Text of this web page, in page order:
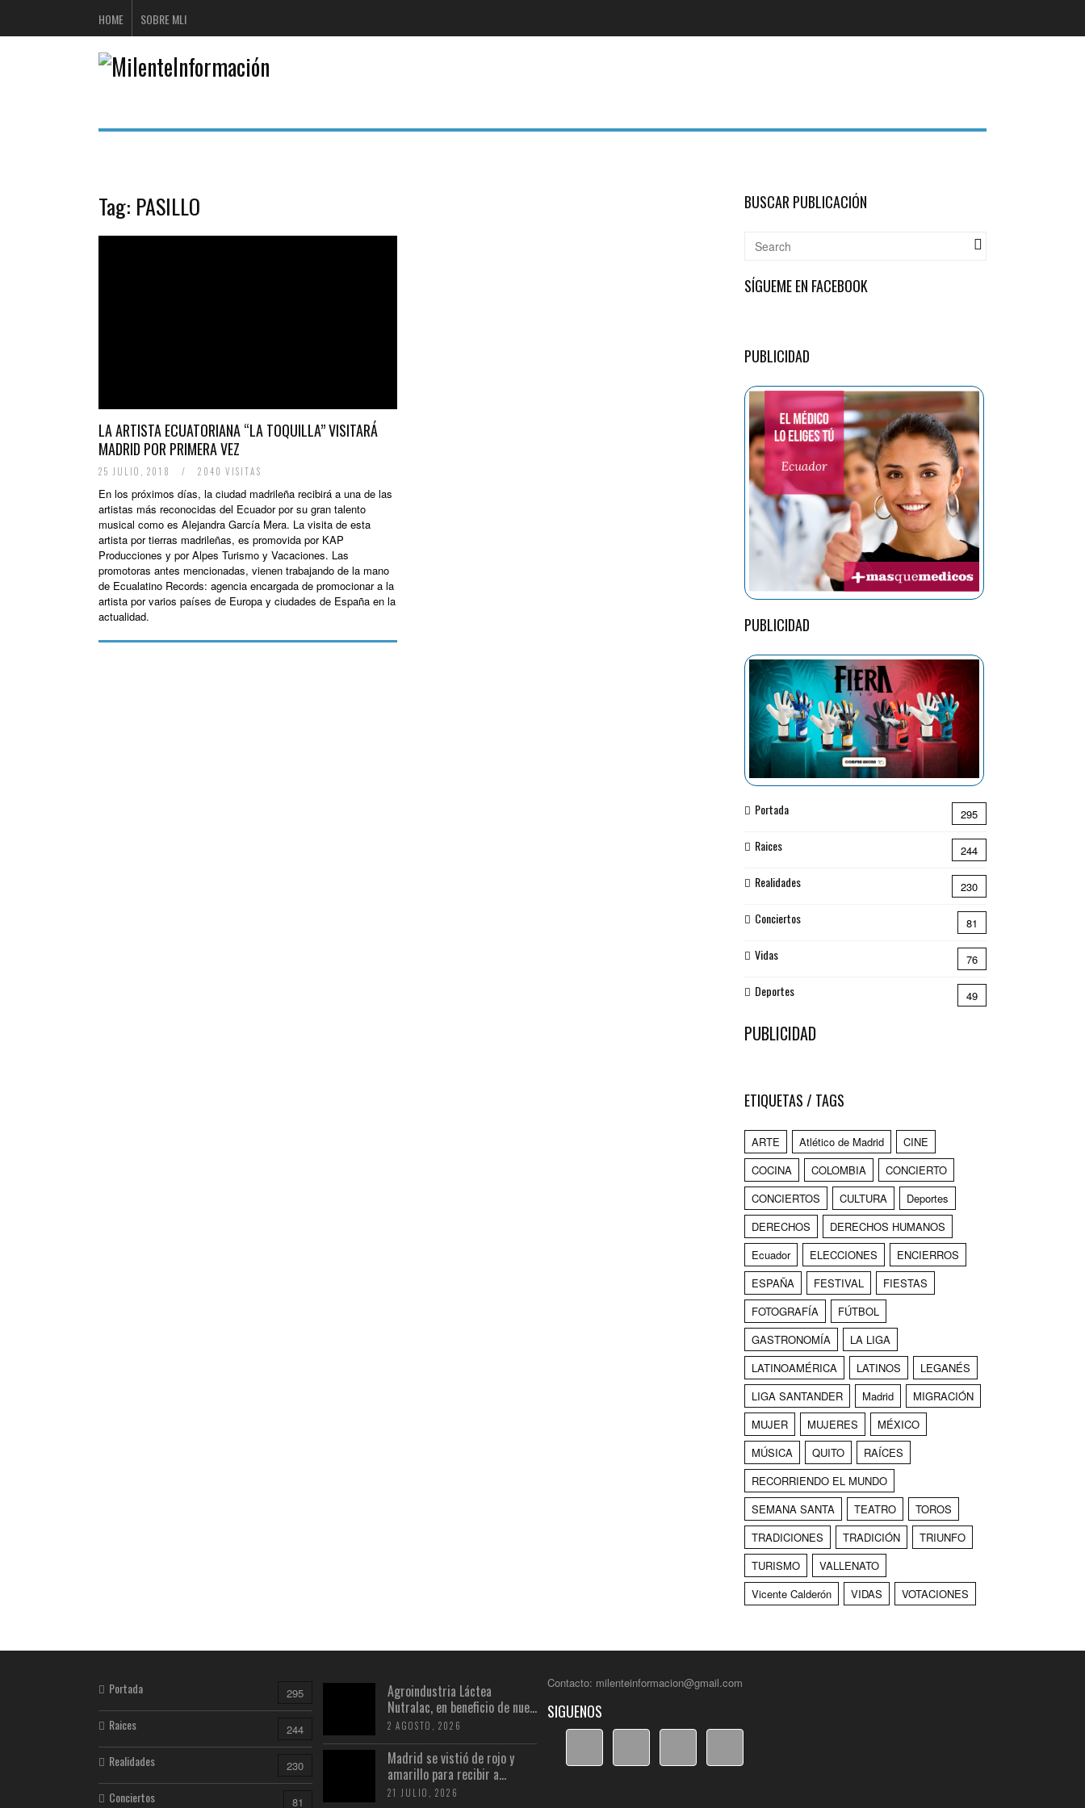
HOME SOBRE MLI
Tag: PASILLO
LA ARTISTA ECUATORIANA “LA TOQUILLA” VISITARÁ
MADRID POR PRIMERA VEZ
25 JULIO, 2018 / 2040 VISITAS
En los próximos días, la ciudad madrileña recibirá a una de las
artistas más reconocidas del Ecuador por su gran talento
musical como es Alejandra García Mera. La visita de esta
artista por tierras madrileñas, es promovida por KAP
Producciones y por Alpes Turismo y Vacaciones. Las
promotoras antes mencionadas, vienen trabajando de la mano
de Ecualatino Records: agencia encargada de promocionar a la
artista por varios países de Europa y ciudades de España en la
actualidad.
BUSCAR PUBLICACIÓN
SÍGUEME EN FACEBOOK
PUBLICIDAD
PUBLICIDAD
Portada 295
Raices 244
Realidades 230
Conciertos 81
Vidas 76
Deportes 49
PUBLICIDAD
ETIQUETAS / TAGS
ARTE Atlético de Madrid
CINE
COCINA
COLOMBIA
CONCIERTO
CONCIERTOS
CULTURA
Deportes
DERECHOS
DERECHOS HUMANOS
Ecuador
ELECCIONES
ENCIERROS
ESPAÑA
FESTIVAL
FIESTAS
FOTOGRAFÍA
FÚTBOL
GASTRONOMÍA
LA LIGA
LATINOAMÉRICA
LATINOS
LEGANÉS
LIGA SANTANDER
Madrid
MIGRACIÓN
MUJER
MUJERES
MÉXICO
MÚSICA
QUITO
RAÍCES
RECORRIENDO EL MUNDO
SEMANA SANTA
TEATRO
TOROS
TRADICIONES
TRADICIÓN
TRIUNFO
TURISMO
VALLENATO
Vicente Calderón
VIDAS VOTACIONES
Portada 295
Raices 244
Realidades 230
Conciertos 81
Agroindustria Láctea
Nutralac, en beneficio de nue...
2 AGOSTO, 2026
Madrid se vistió de rojo y
amarillo para recibir a...
21 JULIO, 2026
Contacto: milenteinformacion@gmail.com
SIGUENOS